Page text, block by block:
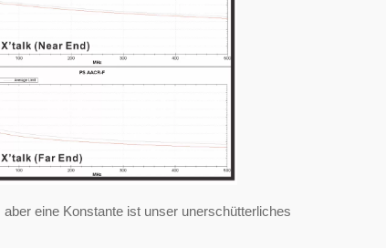
eine Konstante ist unser unerschütterliches